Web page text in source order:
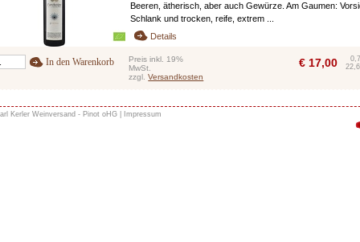
Beeren, ätherisch, aber auch Gewürze. Am Gaumen:
Schlank und trocken, reife, extrem ...
Details
In den Warenkorb
Preis inkl. 19%
MwSt.
zzgl.Versandkosten
€ 17,00
Kerler Weinversand - Pinot oHG | Impressum